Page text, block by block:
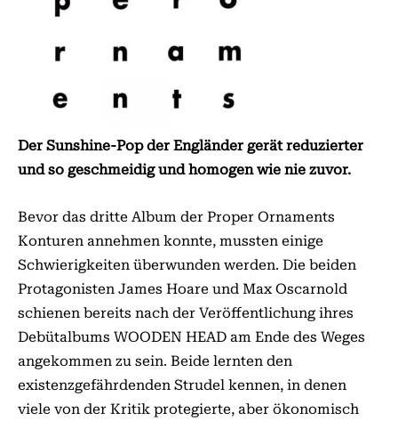
Der Sunshine-Pop der Engländer gerät reduzierter
und so geschmeidig und homogen wie nie zuvor.
Bevor das dritte Album der Proper Orna­ments
Konturen annehmen konnte, mussten einige
Schwierigkeiten überwunden werden. Die beiden
Prota­go­nisten James Hoare und Max Oscar­nold
schienen bereits nach der Veröffentlichung ihres
Debüt­albums WOODEN HEAD am Ende des Weges
angekommen zu sein. Beide lernten den
existenzgefährdenden Strudel kennen, in denen
viele von der Kritik protegierte, aber ökonomisch